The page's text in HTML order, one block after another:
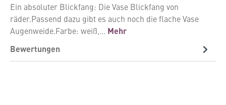
Ein absoluter Blickfang: Die Vase Blickfang von
räder.Passend dazu gibt es auch noch die flache Vase
Augenweide.Farbe: weiß,… Mehr
Bewertungen